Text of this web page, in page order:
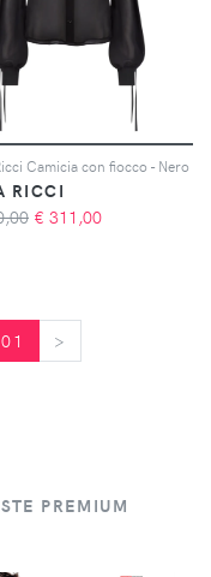
Camicia con fiocco - Nero
RICCI
€ 311,00
>
PREMIUM